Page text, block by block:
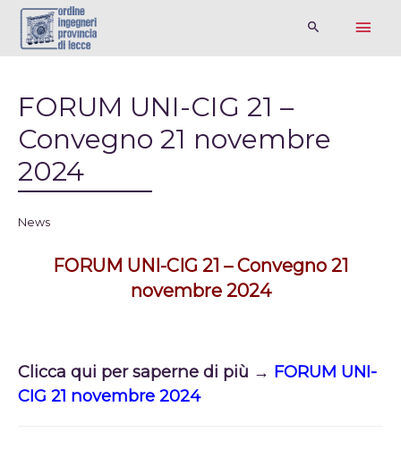
FORUM UNI-CIG 21 –
Convegno 21 novembre
2024
News
FORUM UNI-CIG 21 – Convegno 21
novembre 2024
Clicca qui per saperne di più → FORUM UNI-
CIG 21 novembre 2024